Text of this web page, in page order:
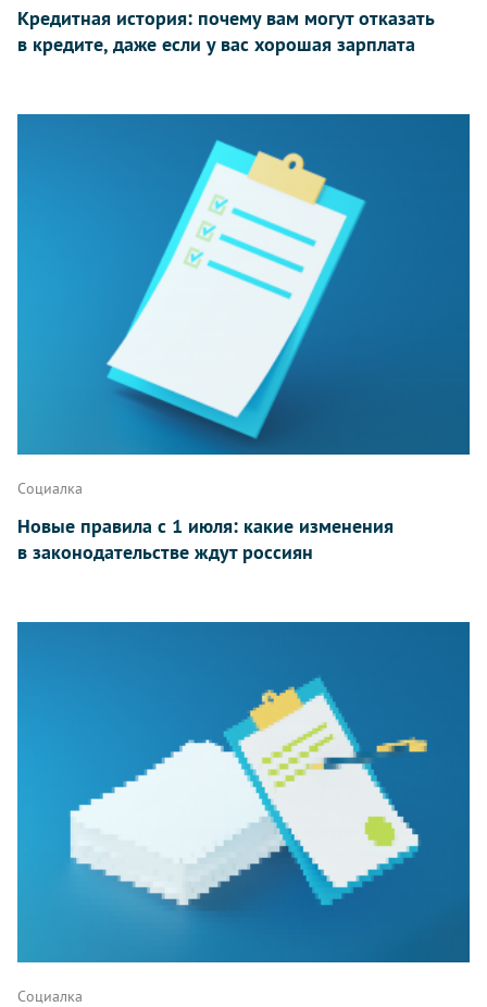
Кредитная история: почему вам могут отказать
в кредите, даже если у вас хорошая зарплата
Социалка
Новые правила с 1 июля: какие изменения
в законодательстве ждут россиян
Социалка